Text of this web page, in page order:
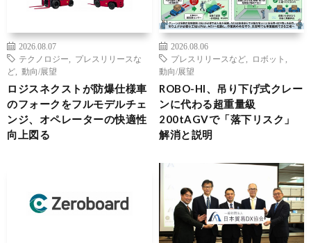
2026.08.07
テクノロジー
プレスリリースな
ど
動向/展望
ロジスネクストが防爆仕様車
のフォークをフルモデルチェ
ンジ、オペレーターの快適性
向上図る
2026.08.06
プレスリリースなど
ロボット
動向/展望
ROBO-HI、吊り下げ式クレー
ンに代わる超重量級
200tAGVで「落下リスク」
解消と説明